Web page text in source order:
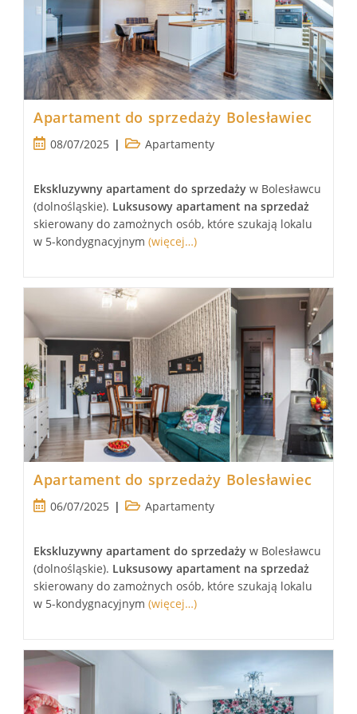
Apartament do sprzedaży Bolesławiec
Post08/07/2025
PostApartamenty
Ekskluzywny apartament do sprzedaży w Bolesławcu
(dolnośląskie). Luksusowy apartament na sprzedaż
skierowany do zamożnych osób, które szukają lokalu
w 5-kondygnacyjnym(więcej…)
Apartament do sprzedaży Bolesławiec
Post06/07/2025
PostApartamenty
Ekskluzywny apartament do sprzedaży w Bolesławcu
(dolnośląskie). Luksusowy apartament na sprzedaż
skierowany do zamożnych osób, które szukają lokalu
w 5-kondygnacyjnym(więcej…)